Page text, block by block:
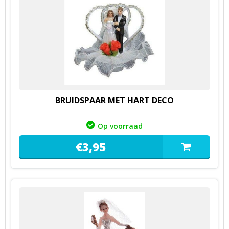
BRUIDSPAAR MET HART DECO
Op voorraad
€3,95